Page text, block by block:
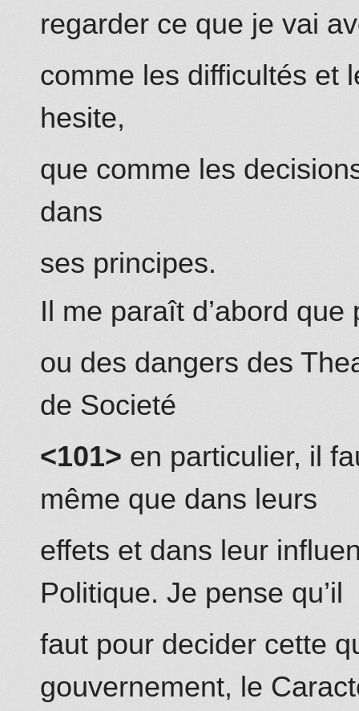
regarder ce que je vai
comme les difficultés et
hesite,
que comme les
dans
ses principes.
Il me paraît d’abord
ou des dangers des
de Societé
<101> en particulier, il
même que dans leurs
effets et dans leur
Politique. Je pense qu’il
faut pour decider cette
gouvernement, le